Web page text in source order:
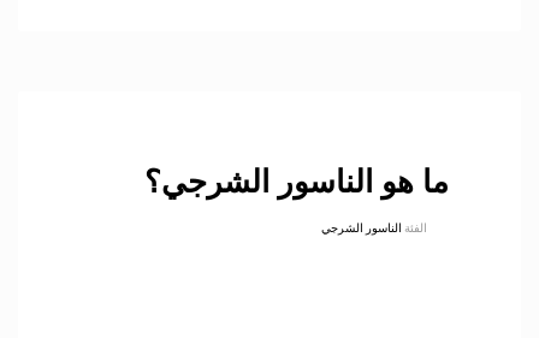
ما هو الناسور الشرجي؟
الفئة الناسور الشرجي